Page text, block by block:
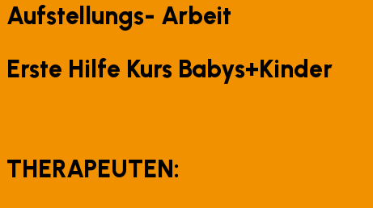
Aufstellungs- Arbeit
Erste Hilfe Kurs Babys+Kinder
THERAPEUTEN: